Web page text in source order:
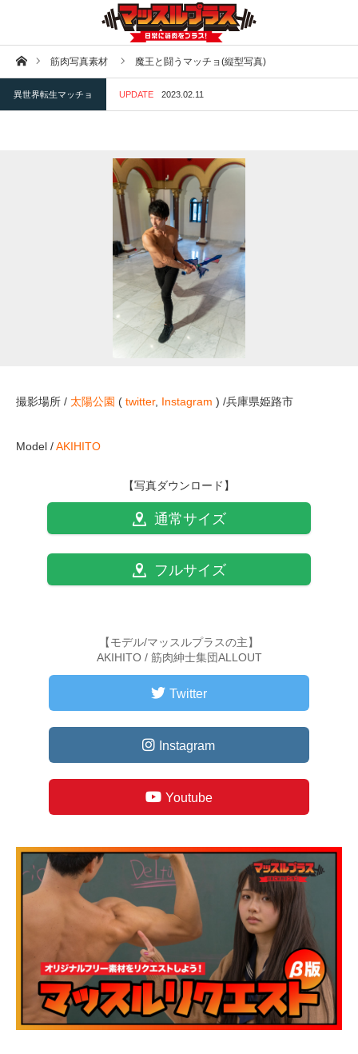
ホーム筋肉写真素材 魔王と闘うマッチョ(縦型写真)
異世界転生マッチョ UPDATE 2023.02.11
撮影場所 / 太陽公園 ( twitter, Instagram ) /兵庫県姫路市
Model /AKIHITO
【写真ダウンロード】
通常サイズ
フルサイズ
【モデル/マッスルプラスの主】
AKIHITO / 筋肉紳士集団ALLOUT
Twitter
Instagram
Youtube